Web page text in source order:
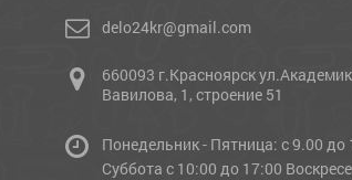
delo24kr@gmail.com
660093 г.Красноярск
Вавилова, 1, строение 51
Понедельник - Пятница: с 9.00 до
Cуббота с 10:00 до 17:00